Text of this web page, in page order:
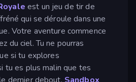
est un jeu de tir de
qui se déroule dans une
Votre aventure commence
du ciel. Tu ne pourras
si tu explores
tu es plus malin que tes